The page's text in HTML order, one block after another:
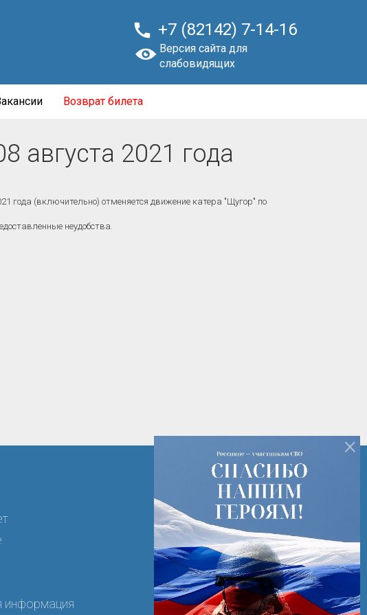
 +7 (82142) 7-14-16
Версия сайта для
слабовидящих
Возврат билета
августа 2021 года
года (включительно) отменяется движение катера "Щугор" по
неудобства.
информация
+7 (82142) 7-14-16
+7 (82142) 3-28-15
РК г. Печора ул. Лесная д. 2
ooortk-2011@mail.ru
×